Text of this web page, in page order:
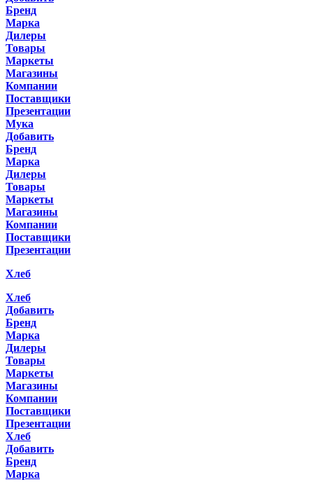
Бренд
Марка
Дилеры
Товары
Маркеты
Магазины
Компании
Поставщики
Презентации
Мука
Добавить
Бренд
Марка
Дилеры
Товары
Маркеты
Магазины
Компании
Поставщики
Презентации
Хлеб
Хлеб
Добавить
Бренд
Марка
Дилеры
Товары
Маркеты
Магазины
Компании
Поставщики
Презентации
Хлеб
Добавить
Бренд
Марка